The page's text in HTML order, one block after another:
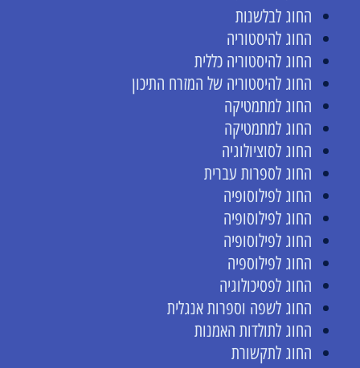
החוג לבלשנות
החוג להיסטוריה
החוג להיסטוריה כללית
החוג להיסטוריה של המזרח התיכון
החוג למתמטיקה
החוג למתמטיקה
החוג לסוציולוגיה
החוג לספרות עברית
החוג לפילוסופיה
החוג לפילוסופיה
החוג לפילוסופיה
החוג לפילוספיה
החוג לפסיכולוגיה
החוג לשפה וספרות אנגלית
החוג לתולדות האמנות
החוג לתקשורת